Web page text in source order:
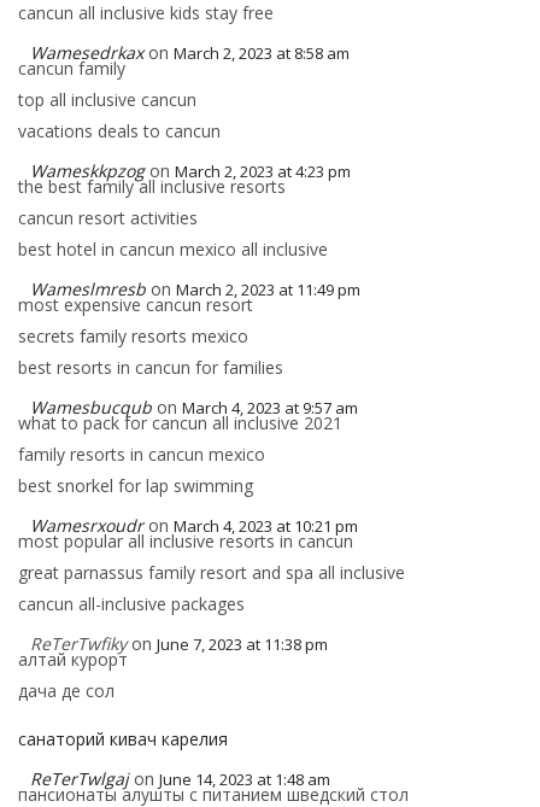
cancun all inclusive kids stay free
Wamesedrkax on March 2, 2023 at 8:58 am
cancun family
top all inclusive cancun
vacations deals to cancun
Wameskkpzog on March 2, 2023 at 4:23 pm
the best family all inclusive resorts
cancun resort activities
best hotel in cancun mexico all inclusive
Wameslmresb on March 2, 2023 at 11:49 pm
most expensive cancun resort
secrets family resorts mexico
best resorts in cancun for families
Wamesbucqub on March 4, 2023 at 9:57 am
what to pack for cancun all inclusive 2021
family resorts in cancun mexico
best snorkel for lap swimming
Wamesrxoudr on March 4, 2023 at 10:21 pm
most popular all inclusive resorts in cancun
great parnassus family resort and spa all inclusive
cancun all-inclusive packages
ReTerTwfiky on June 7, 2023 at 11:38 pm
алтай курорт
дача де сол
санаторий кивач карелия
ReTerTwlgaj on June 14, 2023 at 1:48 am
пансионаты алушты с питанием шведский стол